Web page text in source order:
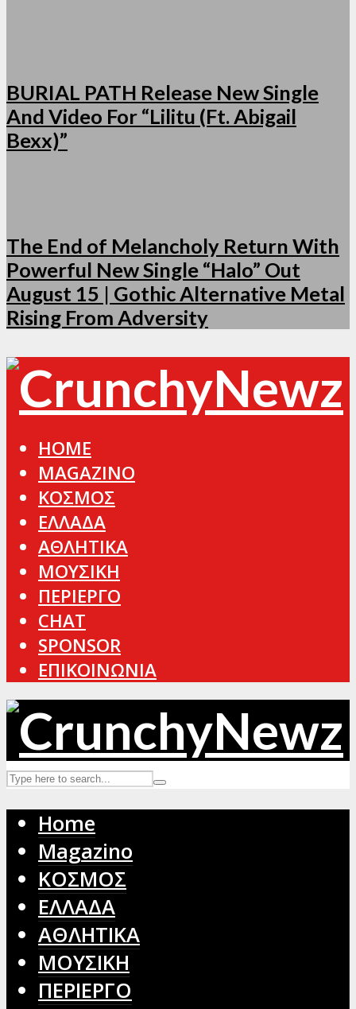
BURIAL PATH Release New Single
And Video For “Lilitu (Ft. Abigail
Bexx)”
The End of Melancholy Return With
Powerful New Single “Halo” Out
August 15 | Gothic Alternative Metal
Rising From Adversity
HOME
MAGAZINO
ΚΟΣΜΟΣ
ΕΛΛΑΔΑ
ΑΘΛΗΤΙΚΑ
ΜΟΥΣΙΚΗ
ΠΕΡΙΕΡΓΟ
CHAT
SPONSOR
ΕΠΙΚΟΙΝΩΝΙΑ
Home
Magazino
ΚΟΣΜΟΣ
ΕΛΛΑΔΑ
ΑΘΛΗΤΙΚΑ
ΜΟΥΣΙΚΗ
ΠΕΡΙΕΡΓΟ